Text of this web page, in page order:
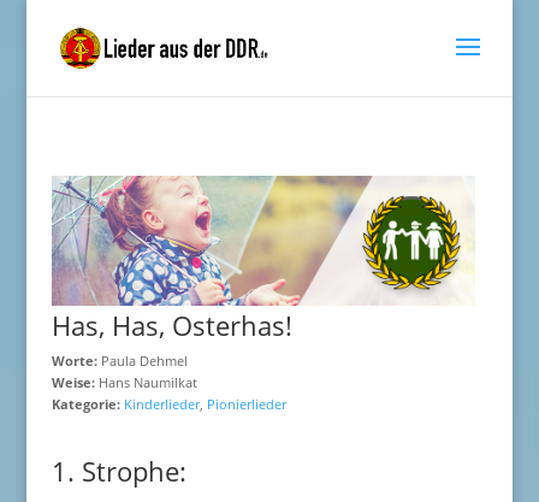
Has, Has, Osterhas!
Worte:Paula Dehmel
Weise:Hans Naumilkat
Kategorie: Kinderlieder, Pionierlieder
1. Strophe: